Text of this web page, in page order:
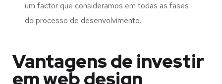
um factor que consideramos em todas as fases
do processo de desenvolvimento.
Vantagens de investir
em web design